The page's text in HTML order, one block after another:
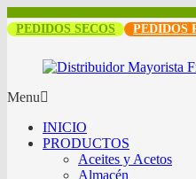
PEDIDOS SECOS PEDIDOS
Menu
INICIO
PRODUCTOS
Aceites y Acetos
Almacén